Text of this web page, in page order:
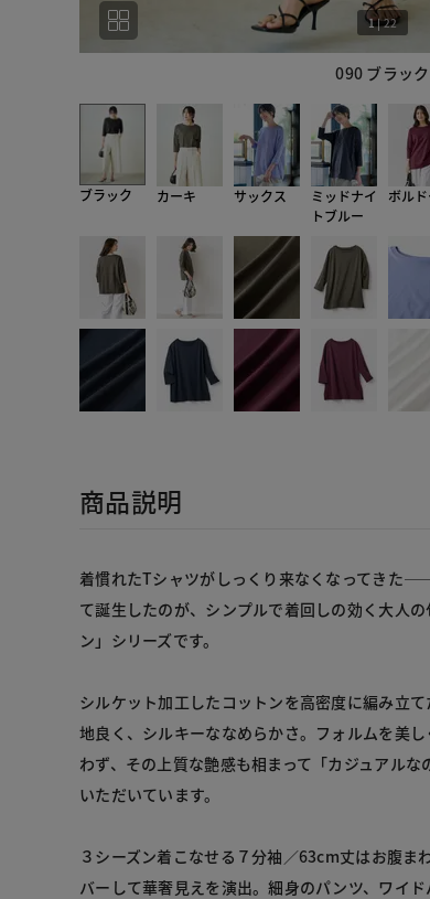
090 ブラック
1|22
ブラック カーキ サックス
ミッドナイ
トブルー
ボル
商品説明
着慣れたTシャツがしっくり来なくなってきた
て誕生したのが、シンプルで着回しの効く大人
ン」シリーズです。
シルケット加工したコットンを高密度に編み立
地良く、シルキーななめらかさ。フォルムを美
わず、その上質な艶感も相まって「カジュアル
いただいています。
３シーズン着こなせる７分袖／63cm丈はお腹ま
バーして華奢見えを演出。細身のパンツ、ワイ